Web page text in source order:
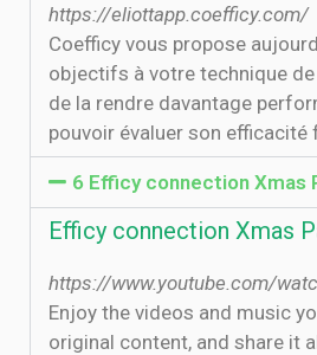
https://eliottapp.coefficy.com/
Coefficy vous propose
objectifs à votre technique
de la rendre davantage
pouvoir évaluer son efficacité
6 Efficy connection Xmas
Efficy connection Xmas
https://www.youtube.com/
Enjoy the videos and music
original content, and share it